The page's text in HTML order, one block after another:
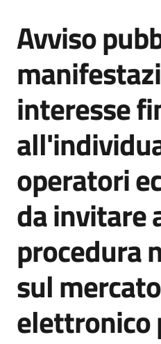
di
acquisto
Supporto
Piattaforme
English
site
Salta al contenuto
Avviso
interesse
operatori
da invitare
procedura
sul mercato
elettronico